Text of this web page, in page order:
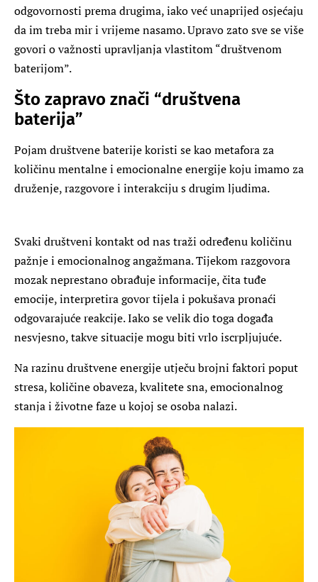
odgovornosti prema drugima, iako već unaprijed osjećaju
da im treba mir i vrijeme nasamo. Upravo zato sve se više
govori o važnosti upravljanja vlastitom “društvenom
baterijom”.
Što zapravo znači “društvena
baterija”
Pojam društvene baterije koristi se kao metafora za
količinu mentalne i emocionalne energije koju imamo za
druženje, razgovore i interakciju s drugim ljudima.
Svaki društveni kontakt od nas traži određenu količinu
pažnje i emocionalnog angažmana. Tijekom razgovora
mozak neprestano obrađuje informacije, čita tuđe
emocije, interpretira govor tijela i pokušava pronaći
odgovarajuće reakcije. Iako se velik dio toga događa
nesvjesno, takve situacije mogu biti vrlo iscrpljujuće.
Na razinu društvene energije utječu brojni faktori poput
stresa, količine obaveza, kvalitete sna, emocionalnog
stanja i životne faze u kojoj se osoba nalazi.